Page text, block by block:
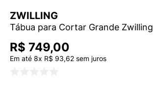
ZWILLING
Tábua para Cortar Grande Zwilling
R$ 749,00
Em até 8x R$ 93,62 sem juros
4º
TÊNIS VEJA WHITE
5 º
ADIDAS
6º
SAMBA